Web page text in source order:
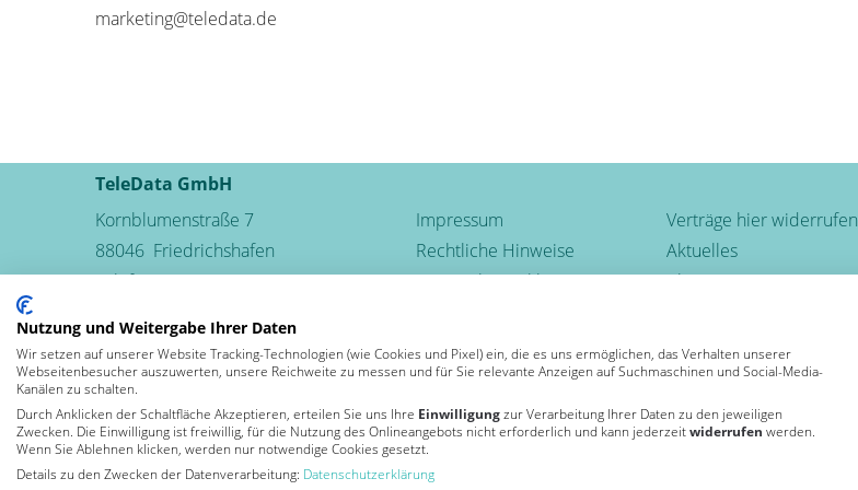
marketing@teledata.de
TeleData GmbH
Kornblumenstraße 7
88046 Friedrichshafen
Telefon:+49 (0) 7541 5007-0
info@teledata.de
Impressum
Rechtliche Hinweise
Datenschutzerklärung
Verträge hier widerrufen
Aktuelles
Blog
Leben und
arbeiten in der
Bewerten auch Sie uns bei
Google
Nutzung und Weitergabe Ihrer Daten
Wir setzen auf unserer Website Tracking-Technologien (wie Cookies und Pixel) ein, die es uns ermöglichen, das Verhalten unserer
Webseitenbesucher auszuwerten, unsere Reichweite zu messen und für Sie relevante Anzeigen auf Suchmaschinen und Social-Media-
Kanälen zu schalten.
Durch Anklicken der Schaltfläche Akzeptieren, erteilen Sie uns Ihre Einwilligungzur Verarbeitung Ihrer Daten zu den jeweiligen
Zwecken. Die Einwilligung ist freiwillig, für die Nutzung des Onlineangebots nicht erforderlich und kann jederzeitwiderrufen werden.
Wenn Sie Ablehnen klicken, werden nur notwendige Cookies gesetzt.
Details zu den Zwecken der Datenverarbeitung: Datenschutzerklärung